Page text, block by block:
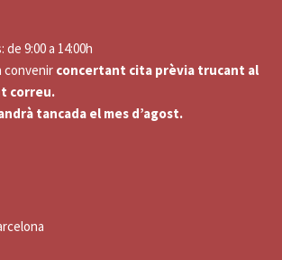
9:00 a 14:00h
convenir concertant cita prèvia trucant al
correu.
tancada el mes d’agost.